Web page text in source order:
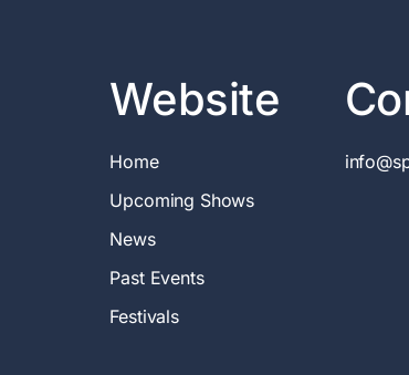
Website
Home
Upcoming Shows
News
Past Events
Festivals